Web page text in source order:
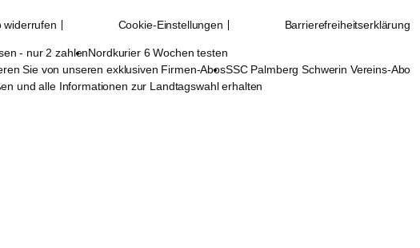
widerrufen Cookie-Einstellungen Barrierefreiheitserklärung
- nur 2 zahlenNordkurier 6 Wochen testen
Sie von unseren exklusiven Firmen-AbosSSC Palmberg Schwerin Vereins-Abo
und alle Informationen zur Landtagswahl erhalten